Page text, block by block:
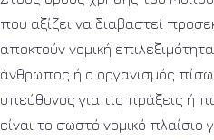
που αξίζει να διαβαστεί
αποκτούν νομική
άνθρωπος ή ο οργανισμός
υπεύθυνος για τις πράξεις ή
είναι το σωστό νομικό πλαίσιο